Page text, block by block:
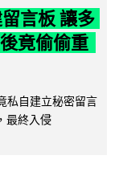
言板 讓多
竟偷偷重
私自建立秘密留言
最終入侵